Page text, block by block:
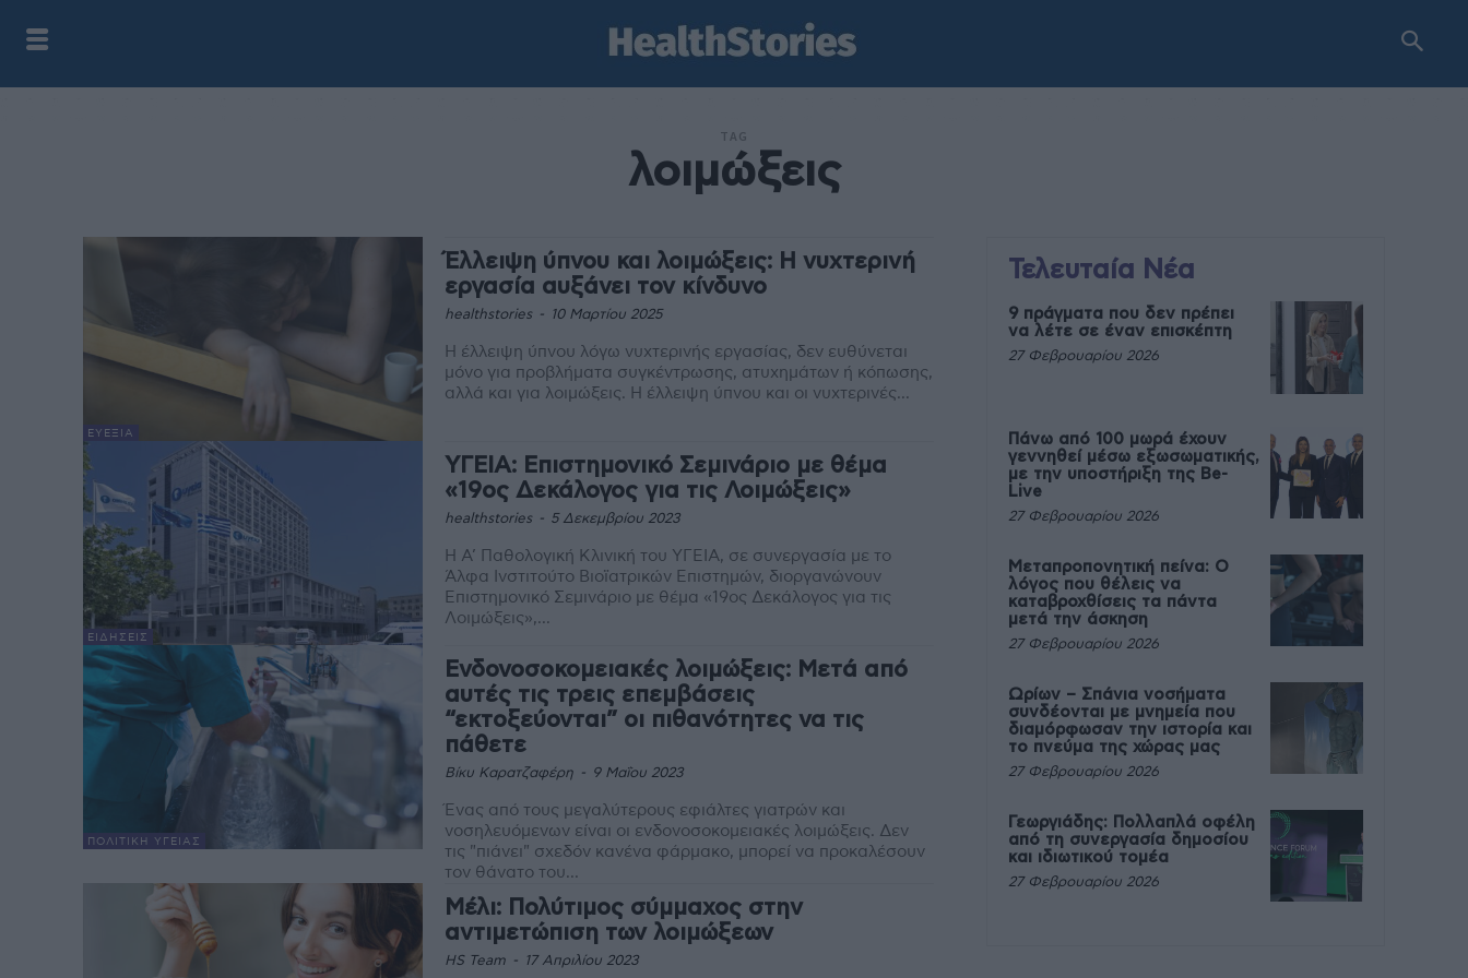
TAG
λοιμώξεις
ΕΥΕΞΊΑ
Έλλειψη ύπνου και λοιμώξεις: Η νυχτερινή
εργασία αυξάνει τον κίνδυνο
healthstories - 10 Μαρτίου 2025
Η έλλειψη ύπνου λόγω νυχτερινής εργασίας, δεν ευθύνεται
μόνο για προβλήματα συγκέντρωσης, ατυχημάτων ή κόπωσης,
αλλά και για λοιμώξεις. Η έλλειψη ύπνου και οι νυχτερινές...
ΕΙΔΉΣΕΙΣ
ΥΓΕΙΑ: Επιστημονικό Σεμινάριο με θέμα
«19ος Δεκάλογος για τις Λοιμώξεις»
healthstories - 5 Δεκεμβρίου 2023
Η Α’ Παθολογική Κλινική του ΥΓΕΙΑ, σε συνεργασία με το
Άλφα Ινστιτούτο Βιοϊατρικών Επιστημών, διοργανώνουν
Επιστημονικό Σεμινάριο με θέμα «19ος Δεκάλογος για τις
Λοιμώξεις»,...
ΠΟΛΙΤΙΚΉ ΥΓΕΊΑΣ
Ενδονοσοκομειακές λοιμώξεις: Μετά από
αυτές τις τρεις επεμβάσεις
“εκτοξεύονται” οι πιθανότητες να τις
πάθετε
Βίκυ Καρατζαφέρη - 9 Μαΐου 2023
Ένας από τους μεγαλύτερους εφιάλτες γιατρών και
νοσηλευόμενων είναι οι ενδονοσοκομειακές λοιμώξεις. Δεν
τις "πιάνει" σχεδόν κανένα φάρμακο, μπορεί να προκαλέσουν
τον θάνατο του...
Μέλι: Πολύτιμος σύμμαχος στην
αντιμετώπιση των λοιμώξεων
HS Team - 17 Απριλίου 2023
Τελευταία Νέα
9 πράγματα που δεν πρέπει
να λέτε σε έναν επισκέπτη
27 Φεβρουαρίου 2026
Πάνω από 100 μωρά έχουν
γεννηθεί μέσω εξωσωματικής,
με την υποστήριξη της Be-
Live
27 Φεβρουαρίου 2026
Μεταπροπονητική πείνα: Ο
λόγος που θέλεις να
καταβροχθίσεις τα πάντα
μετά την άσκηση
27 Φεβρουαρίου 2026
Ωρίων – Σπάνια νοσήματα
συνδέονται με μνημεία που
διαμόρφωσαν την ιστορία και
το πνεύμα της χώρας μας
27 Φεβρουαρίου 2026
Γεωργιάδης: Πολλαπλά οφέλη
από τη συνεργασία δημοσίου
και ιδιωτικού τομέα
27 Φεβρουαρίου 2026